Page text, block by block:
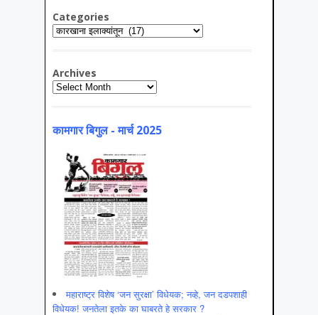
Categories
Categories
Archives
Archives
कामगार बिगुल - मार्च 2025
महाराष्ट्र विशेष ‘जन सुरक्षा’ विधेयक; नव्हे, जन दडपशाही
विधेयक! जनतेला इतके का घाबरते हे सरकार ?